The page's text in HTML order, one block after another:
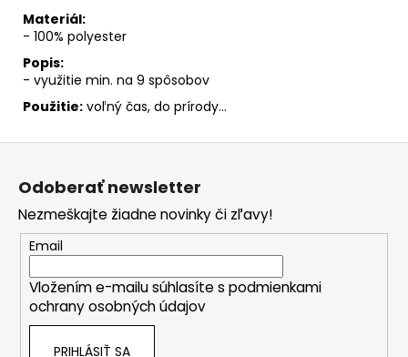
Materiál:
- 100% polyester
Popis:
- využitie min. na 9 spôsobov
Použitie: voľný čas, do prírody...
Z
Odoberať newsletter
Nezmeškajte žiadne novinky či zľavy!
Email
Vložením e-mailu súhlasíte s podmienkami
ochrany osobných údajov
PRIHLÁSIŤ SA